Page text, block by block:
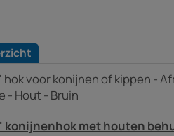
voor konijnen of kippen -
- Hout - Bruin
met houten